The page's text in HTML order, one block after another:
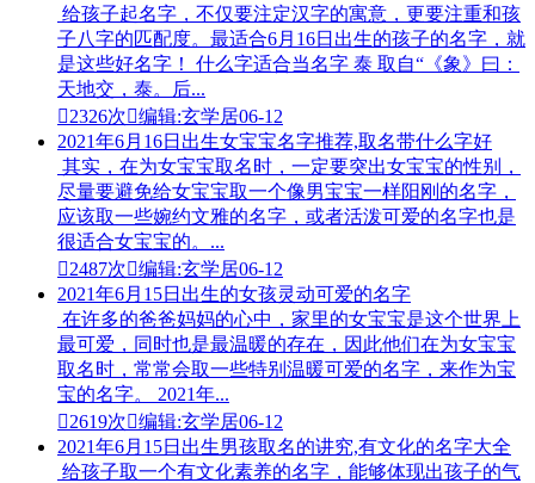
给孩子起名字，不仅要注定汉字的寓意，更要注重和孩
子八字的匹配度。最适合6月16日出生的孩子的名字，就
是这些好名字！ 什么字适合当名字 泰 取自“《象》曰：
天地交，泰。后...
2326次编辑:玄学居06-12
2021年6月16日出生女宝宝名字推荐,取名带什么字好
其实，在为女宝宝取名时，一定要突出女宝宝的性别，
尽量要避免给女宝宝取一个像男宝宝一样阳刚的名字，
应该取一些婉约文雅的名字，或者活泼可爱的名字也是
很适合女宝宝的。...
2487次编辑:玄学居06-12
2021年6月15日出生的女孩灵动可爱的名字
在许多的爸爸妈妈的心中，家里的女宝宝是这个世界上
最可爱，同时也是最温暖的存在，因此他们在为女宝宝
取名时，常常会取一些特别温暖可爱的名字，来作为宝
宝的名字。 2021年...
2619次编辑:玄学居06-12
2021年6月15日出生男孩取名的讲究,有文化的名字大全
给孩子取一个有文化素养的名字，能够体现出孩子的气